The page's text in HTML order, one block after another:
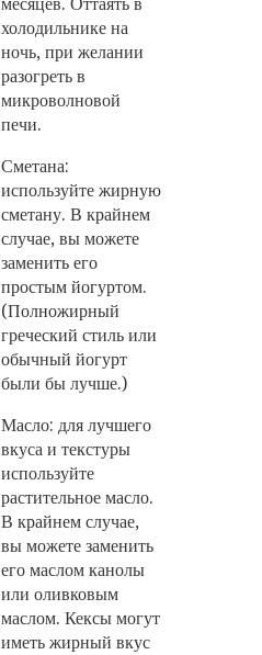
холодильнике на
ночь, при желании
разогреть в
микроволновой
печи.
Сметана:
используйте жирную
сметану. В крайнем
случае, вы можете
заменить его
простым йогуртом.
(Полножирный
греческий стиль или
обычный йогурт
были бы лучше.)
Масло: для лучшего
вкуса и текстуры
используйте
растительное масло.
В крайнем случае,
вы можете заменить
его маслом канолы
или оливковым
маслом. Кексы могут
иметь жирный вкус